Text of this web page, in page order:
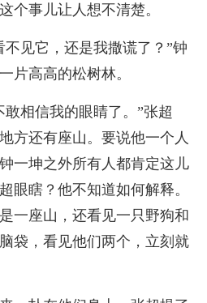
个事儿让人想不清楚。
不见它，还是我撒谎了？”钟
片高高的松树林。
敢相信我的眼睛了。”张超
方还有座山。要说他一个人
一坤之外所有人都肯定这儿
眼瞎？他不知道如何解释。
一座山，还看见一只野狗和
袋，看见他们两个，立刻就